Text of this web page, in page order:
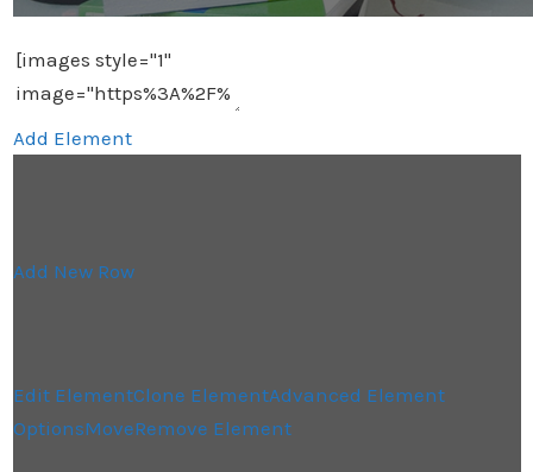
Add Element
Add New Row
Edit ElementClone ElementAdvanced Element
OptionsMoveRemove Element